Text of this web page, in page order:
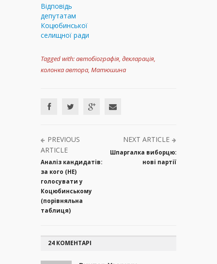
Відповідь
депутатам
Коцюбинської
селищної ради
Tagged with:автобіографія, декларація,
колонка автора, Матюшина
PREVIOUS
ARTICLE
Аналіз кандидатів:
за кого (НЕ)
голосувати у
Коцюбинському
(порівняльна
таблиця)
NEXT ARTICLE
Шпаргалка виборцю:
нові партії
24 КОМЕНТАРІ